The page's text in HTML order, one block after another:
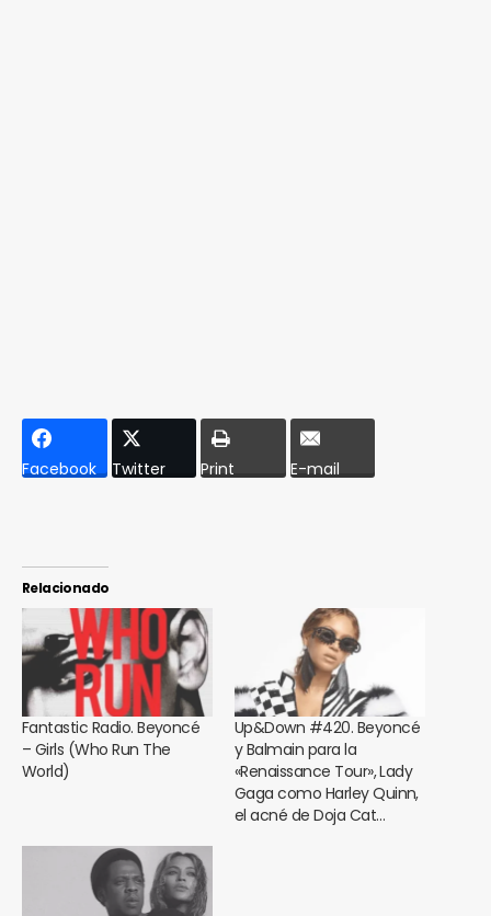
Facebook Twitter Print E-mail
Relacionado
Fantastic Radio. Beyoncé
– Girls (Who Run The
World)
Up&Down #420. Beyoncé
y Balmain para la
«Renaissance Tour», Lady
Gaga como Harley Quinn,
el acné de Doja Cat…